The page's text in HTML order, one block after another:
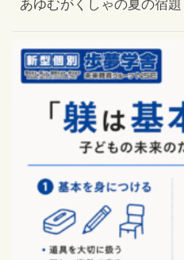
あゆむがくしゃの夏の宿題